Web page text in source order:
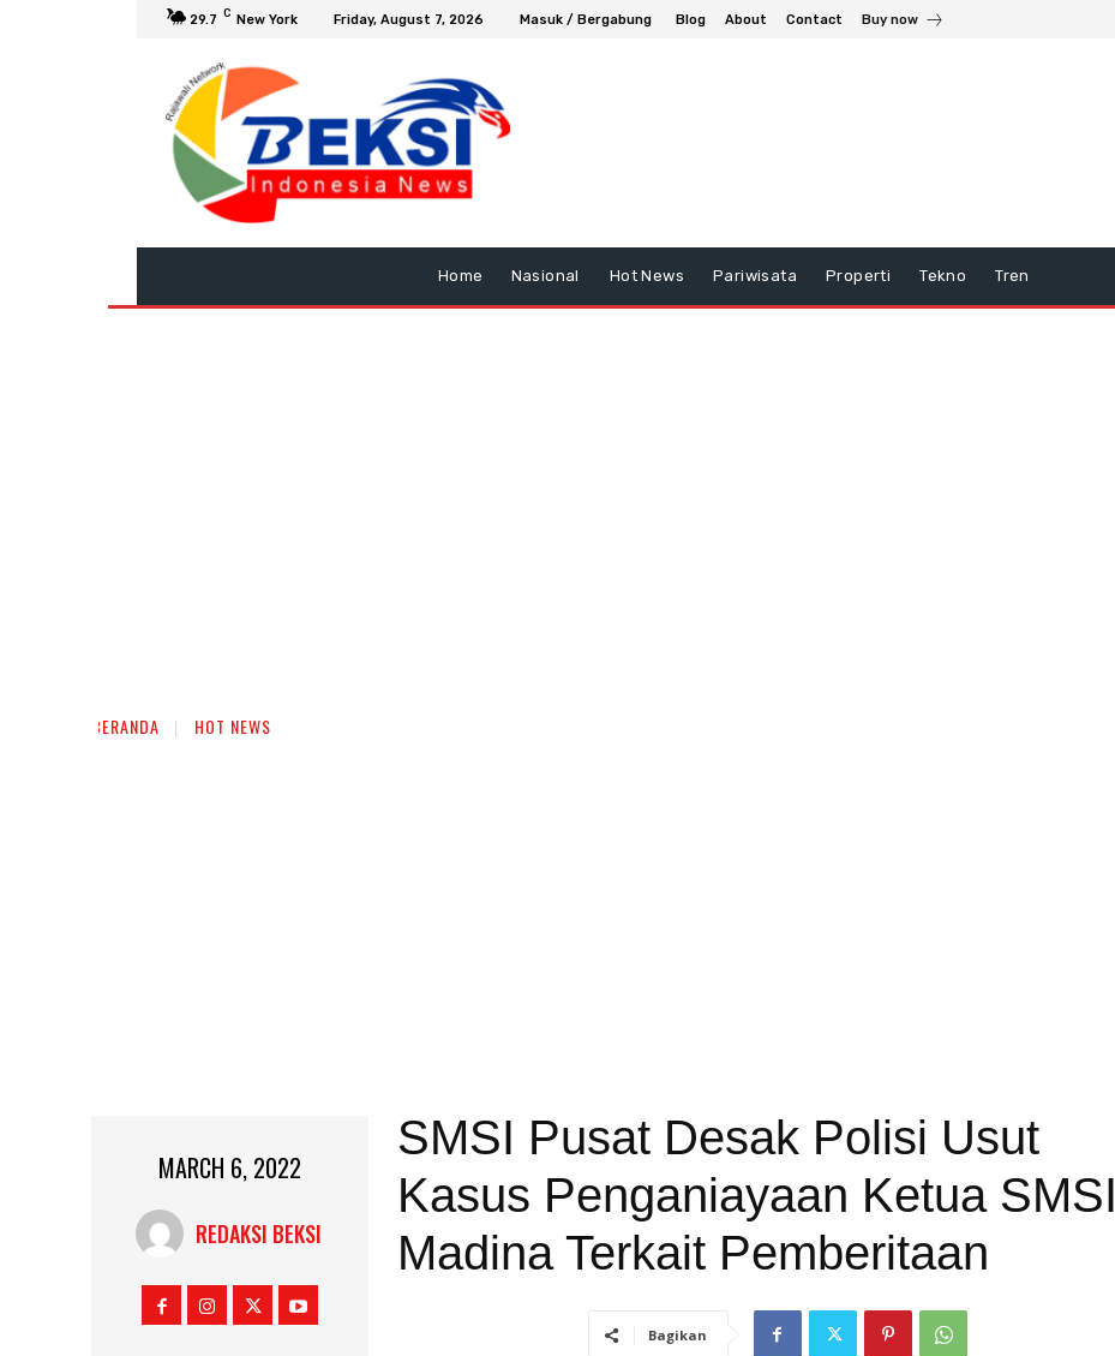
29.7 C New York Friday, August 7, 2026 Masuk / Bergabung Blog About Contact Buy now
Home Nasional Hot News Pariwisata Properti Tekno Tren
BERANDA HOT NEWS
MARCH 6, 2022
REDAKSI BEKSI
SMSI Pusat Desak Polisi Usut
Kasus Penganiayaan Ketua SMSI
Madina Terkait Pemberitaan
Bagikan